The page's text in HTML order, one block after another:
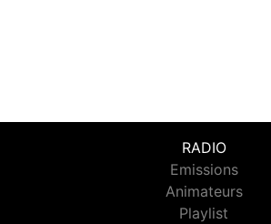
RADIO
Emissions
Animateurs
Playlist